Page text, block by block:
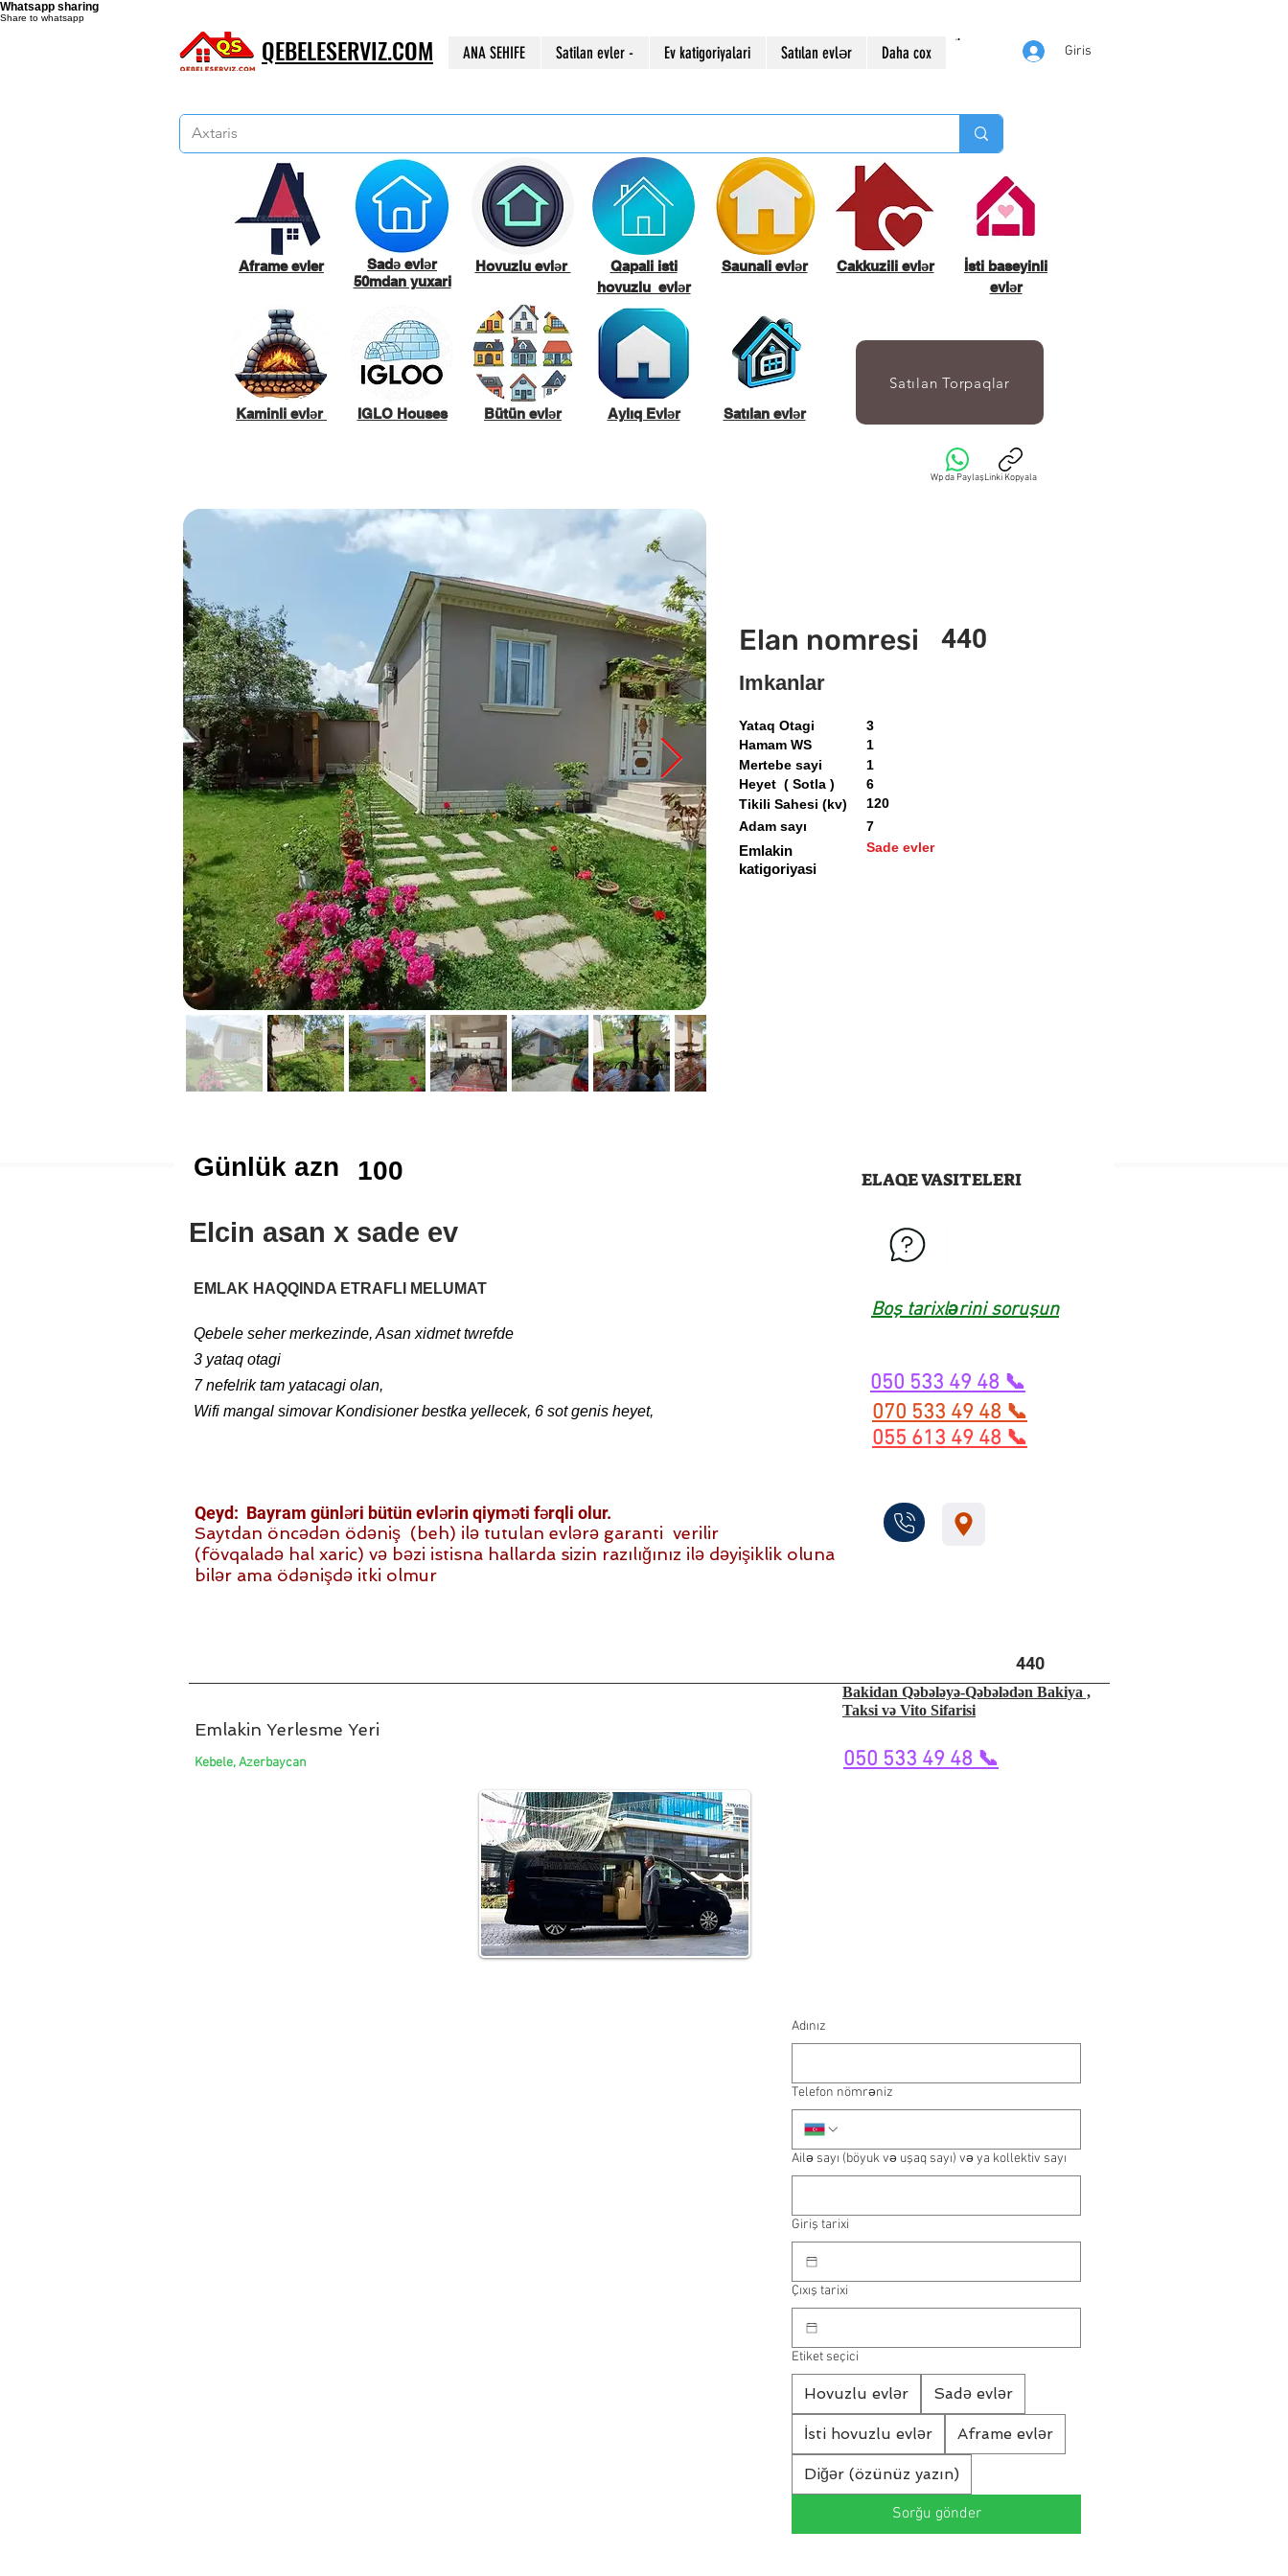
Whatsapp sharing
Share to whatsapp
QEBELESERVIZ.COM ANA SEHIFE Satilan evler - Ev katigoriyalari Satılan evlər Daha cox Giris
Aframe evler
Kaminli evlər
Sadə evlər
50mdan yuxari
IGLO Houses
Hovuzlu evlər
Bütün evlər
Qapali isti
hovuzlu evlər
Aylıq Evlər
Saunali evlər
Satılan evlər
Cakkuzili evlər
İsti baseyinli
evlər
Satılan Torpaqlar
Wp da PaylaşLinki Kopyala
Elan nomresi 440
Imkanlar
Yataq Otagi
Mertebe sayi
Hamam WS
Heyet ( Sotla )
Tikili Sahesi (kv)
3
6
1
1
120
Emlakin
katigoriyasi
Sade evler
7
Adam sayı
Günlük azn 100
Elcin asan x sade ev
ELAQE VASITELERI
EMLAK HAQQINDA ETRAFLI MELUMAT
Boş tarixlərini soruşun
Qebele seher merkezinde, Asan xidmet twrefde
3 yataq otagi
7 nefelrik tam yatacagi olan,
Wifi mangal simovar Kondisioner bestka yellecek, 6 sot genis heyet,
050 533 49 48 📞
070 533 49 48 📞
055 613 49 48 📞
Qeyd: Bayram günləri bütün evlərin qiyməti fərqli olur.
Saytdan öncədən ödəniş (beh) ilə tutulan evlərə garanti verilir
(fövqaladə hal xaric) və bəzi istisna hallarda sizin razılığınız ilə dəyişiklik oluna
bilər ama ödənişdə itki olmur
440
Emlakin Yerlesme Yeri
Bakidan Qəbələyə-Qəbələdən Bakiya ,
Taksi və Vito Sifarisi
Kebele, Azerbaycan 050 533 49 48 📞
Adınız
Telefon nömrəniz
Ailə sayı (böyuk və uşaq sayı) və ya kollektiv sayı
Giriş tarixi
Çıxış tarixi
Etiket seçici
Hovuzlu evlər Sadə evlər
İsti hovuzlu evlər Aframe evlər
Diğər (özünüz yazın)
Sorğu gönder